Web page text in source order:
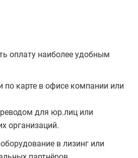
оплату наиболее удобным
карте в офисе компании или
для юр.лиц или
организаций.
в лизинг или